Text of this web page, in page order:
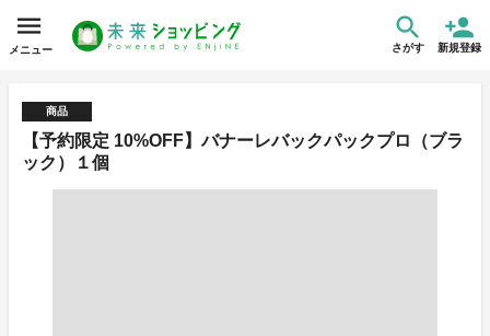
メニュー さがす 新規登録
商品
【予約限定 10%OFF】バナーレバックパックプロ（ブラ
ック）１個